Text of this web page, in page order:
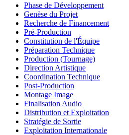
Phase de Développement
Genèse du Projet
Recherche de Financement
Pré-Production
Constitution de l'Équipe
Préparation Technique
Production (Tournage)
Direction Artistique
Coordination Technique
Post-Production
Montage Image
Finalisation Audio
Distribution et Exploitation
Stratégie de Sortie
Exploitation Internationale